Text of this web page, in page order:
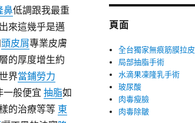
鼻低調跟我最重
來這幾乎是邁
頭皮屑專業皮膚
的厚度增生約
界當鋪勞力
一般便宜 抽脂如
的治療等等 東
字:
頁面
全台獨家無痕筋膜拉皮
局部抽脂手術
水滴果凍隆乳手術
玻尿酸
肉毒瘦臉
肉毒除皺